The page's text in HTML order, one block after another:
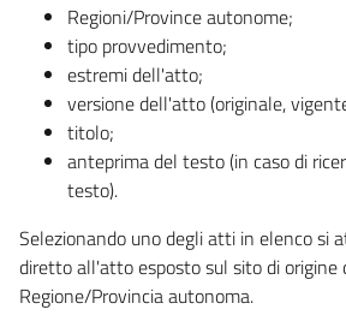
Regioni/Province autonome;
tipo provvedimento;
estremi dell'atto;
versione dell'atto (originale,
titolo;
anteprima del testo (in caso di
testo).
Selezionando uno degli atti in elenco si
diretto all'atto esposto sul sito di origine
Regione/Provincia autonoma.